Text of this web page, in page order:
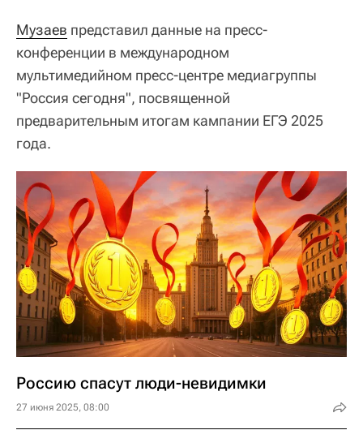
Музаев представил данные на пресс-
конференции в международном
мультимедийном пресс-центре медиагруппы
"Россия сегодня", посвященной
предварительным итогам кампании ЕГЭ 2025
года.
Россию спасут люди-невидимки
27 июня 2025, 08:00